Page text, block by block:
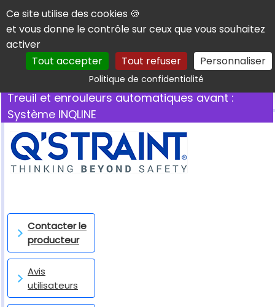
Panneau de gestion des cookies
Ce site utilise des cookies 🍪
et vous donne le contrôle sur ceux que vous souhaitez
activer
Tout accepter
Tout refuser Personnaliser
Politique de confidentialitéRechercher
Treuil et enrouleurs automatiques avant :
Système INQLINE
Contacter le
producteur
Avis
utilisateurs